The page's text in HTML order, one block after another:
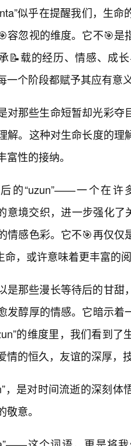
似乎在提醒我们，生
容忽视的维度。它不🎯
📝载的经历、情感、成
一个阶段都赋予其应有意
对那些生命短暂却光彩
解。这种对生命长度的
富性的接纳。
的“uzun”——一个在许
意境交织，进一步强化
情感色彩。它不🎯再仅
命，或许意味着更丰富的
是那些漫长等待后的甘
发醇厚的情感。它暗示
的维度里，我们看到
情的恒久，友谊的深厚，
，是对时间流逝的深刻
意。